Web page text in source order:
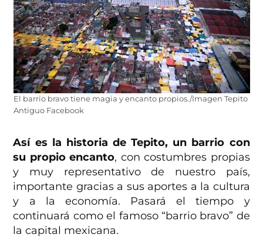
El barrio bravo tiene magia y encanto propios./Imagen Tepito
Antiguo Facebook
Así es la historia de Tepito, un barrio con
su propio encanto, con costumbres propias
y muy representativo de nuestro país,
importante gracias a sus aportes a la cultura
y a la economía. Pasará el tiempo y
continuará como el famoso “barrio bravo” de
la capital mexicana.